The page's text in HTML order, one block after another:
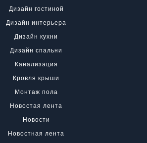
Дизайн гостиной
Дизайн интерьера
Дизайн кухни
Дизайн спальни
Канализация
Кровля крыши
Монтаж пола
Новостая лента
Новости
Новостная лента